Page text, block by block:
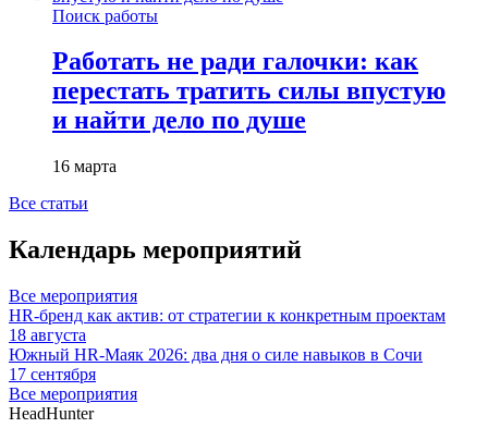
Поиск работы
Работать не ради галочки: как
перестать тратить силы впустую
и найти дело по душе
16 марта
Все статьи
Календарь мероприятий
Все мероприятия
HR-бренд как актив: от стратегии к конкретным проектам
18 августа
Южный HR-Маяк 2026: два дня о силе навыков в Сочи
17 сентября
Все мероприятия
HeadHunter